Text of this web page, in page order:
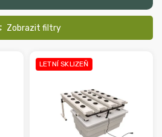
LETNÍ SKLIZEŇ